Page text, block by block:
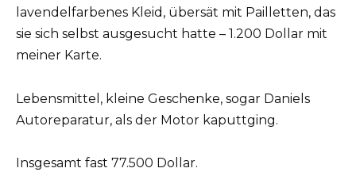
lavendelfarbenes Kleid, übersät mit Pailletten, das
sie sich selbst ausgesucht hatte – 1.200 Dollar mit
meiner Karte.
Lebensmittel, kleine Geschenke, sogar Daniels
Autoreparatur, als der Motor kaputtging.
Insgesamt fast 77.500 Dollar.